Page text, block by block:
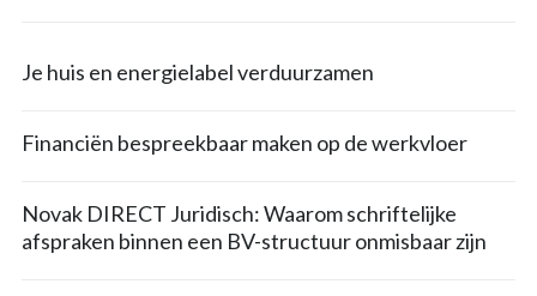
Je huis en energielabel verduurzamen
Financiën bespreekbaar maken op de werkvloer
Novak DIRECT Juridisch: Waarom schriftelijke
afspraken binnen een BV-structuur onmisbaar zijn